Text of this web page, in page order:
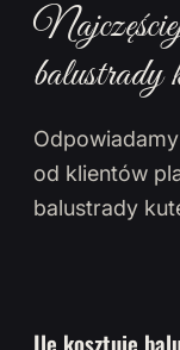
balustrady
od klientów
balustrady
Ile kosztuje